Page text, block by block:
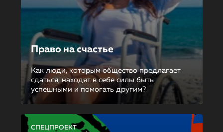
Право на счастье
Как люди, которым общество предлагает
сдаться, находят в себе силы быть
успешными и помогать другим?
СПЕЦПРОЕКТ